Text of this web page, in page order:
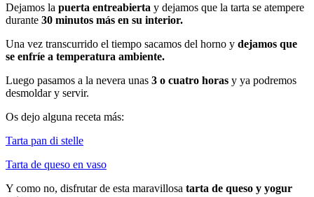
Dejamos la puerta entreabierta y dejamos que la tarta se atempere
durante 30 minutos más en su interior.
Una vez transcurrido el tiempo sacamos del horno y dejamos que
se enfríe a temperatura ambiente.
Luego pasamos a la nevera unas 3 o cuatro horas y ya podremos
desmoldar y servir.
Os dejo alguna receta más:
Tarta pan di stelle
Tarta de queso en vaso
Y como no, disfrutar de esta maravillosa tarta de queso y yogur